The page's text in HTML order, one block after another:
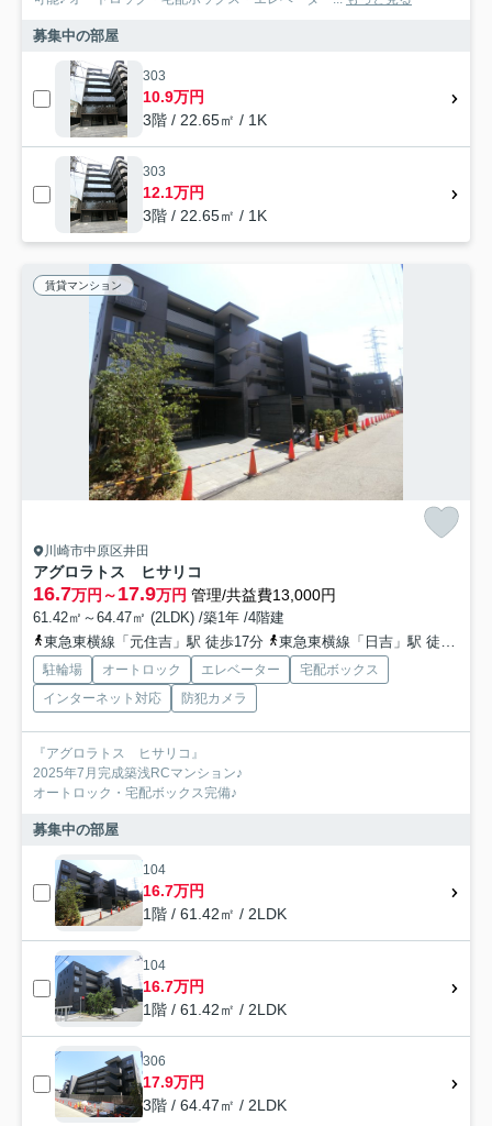
募集中の部屋
303
10.9万円
3階 / 22.65㎡ / 1K
303
12.1万円
3階 / 22.65㎡ / 1K
賃貸マンション
川崎市中原区井田
アグロラトス ヒサリコ
16.7万円～17.9万円 管理/共益費13,000円
61.42㎡～64.47㎡ (2LDK) /築1年 /4階建
東急東横線「元住吉」駅 徒歩17分
東急東横線「日吉」駅 徒歩18分
駐輪場 オートロック エレベーター
宅配ボックス
インターネット対応
防犯カメラ
『アグロラトス ヒサリコ』
2025年7月完成築浅RCマンション♪
オートロック・宅配ボックス完備♪
募集中の部屋
104
16.7万円
1階 / 61.42㎡ / 2LDK
104
16.7万円
1階 / 61.42㎡ / 2LDK
306
17.9万円
3階 / 64.47㎡ / 2LDK